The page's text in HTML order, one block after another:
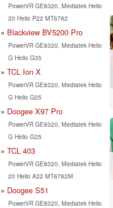
PowerVR GE8320, Mediatek Helio
20 Helio P22 MT6762
Blackview BV5200 Pro
PowerVR GE8320, Mediatek Helio
G Helio G35
TCL Ion X
PowerVR GE8320, Mediatek Helio
G Helio G25
Doogee X97 Pro
PowerVR GE8320, Mediatek Helio
G Helio G25
TCL 403
PowerVR GE8320, Mediatek Helio
20 Helio A22 MT6762M
Doogee S51
PowerVR GE8320, Mediatek Helio